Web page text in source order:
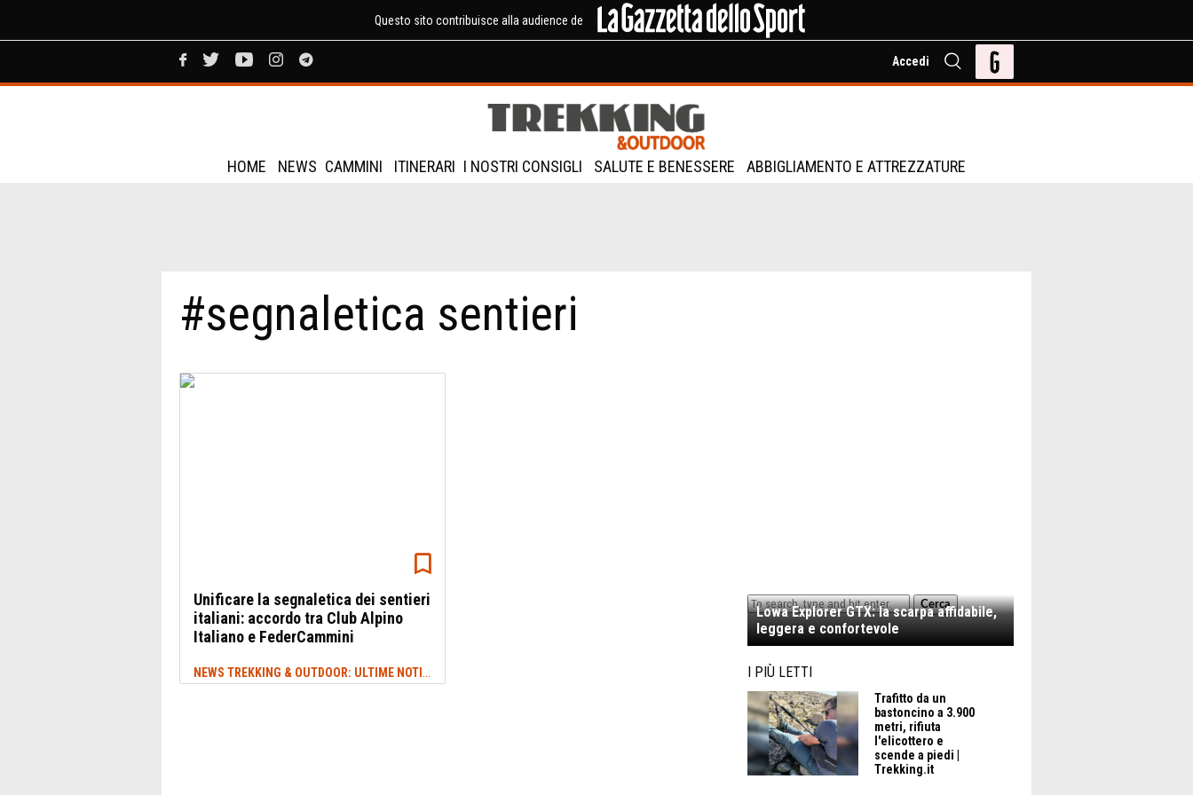
Questo sito contribuisce alla audience de
Accedi
HOME NEWS CAMMINI ITINERARI I NOSTRI CONSIGLI SALUTE E BENESSERE ABBIGLIAMENTO E ATTREZZATURE
#segnaletica sentieri
Unificare la segnaletica dei sentieri
italiani: accordo tra Club Alpino
Italiano e FederCammini
NEWS TREKKING & OUTDOOR: ULTIME NOTIZIE
Cerca
Lowa Explorer GTX: la scarpa affidabile,
leggera e confortevole
I PIÙ LETTI
Trafitto da un
bastoncino a 3.900
metri, rifiuta
l'elicottero e
scende a piedi |
Trekking.it